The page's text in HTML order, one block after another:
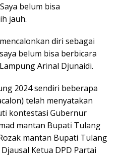
belum bisa
jauh.
diri sebagai
belum bisa berbicara
Arinal Djunaidi.
2024 sendiri beberapa
telah menyatakan
kontestasi Gubernur
mantan Bupati Tulang
mantan Bupati Tulang
Ketua DPD Partai